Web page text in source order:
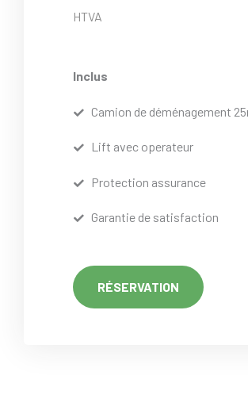
HTVA
Inclus
Camion de déménagement
Lift avec operateur
Protection assurance
Garantie de satisfaction
RÉSERVATION